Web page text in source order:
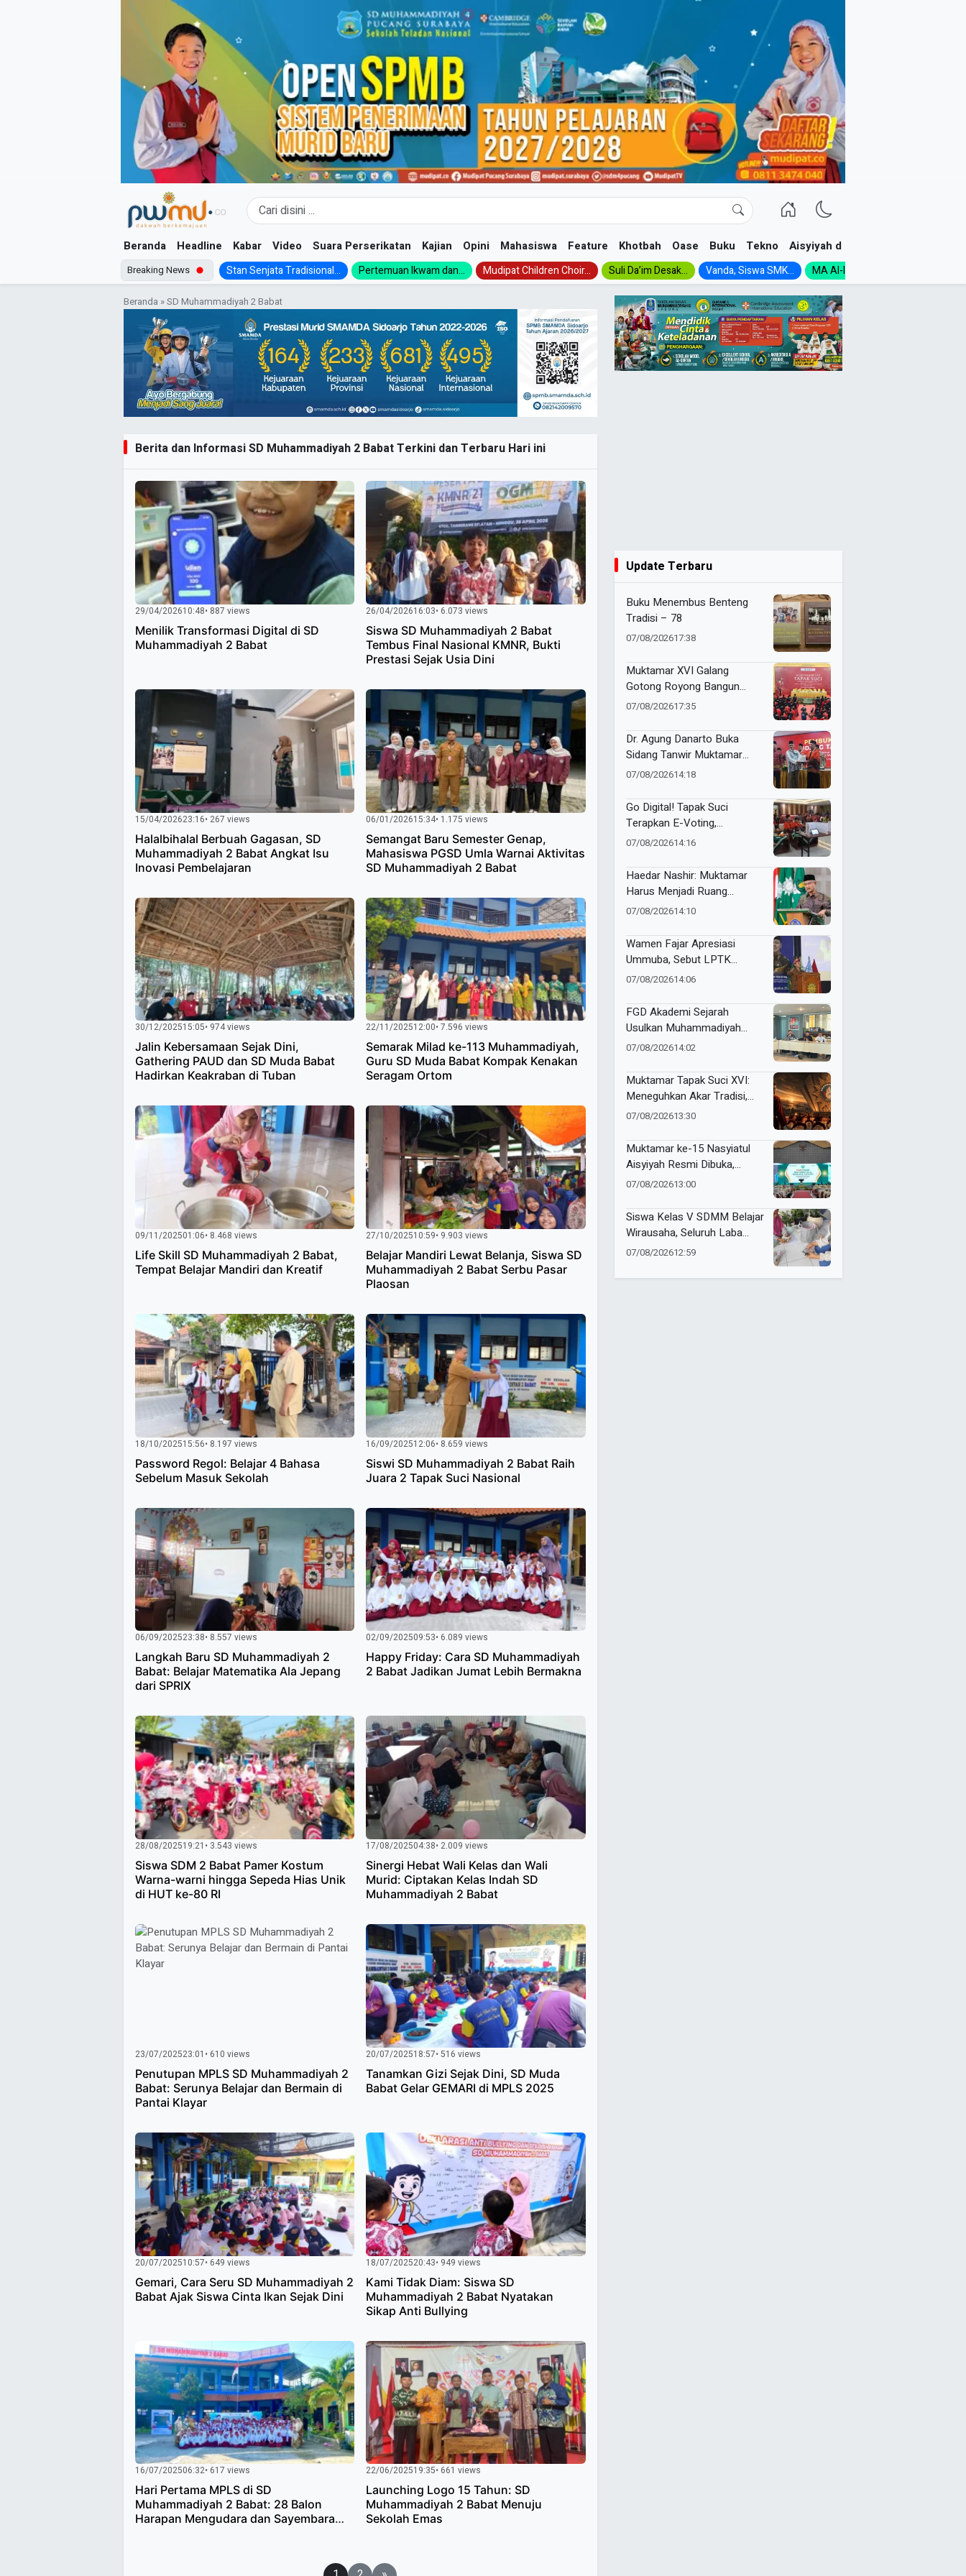
Beranda Headline Kabar Video Suara Perserikatan Kajian Opini Mahasiswa Feature Khotbah Oase Buku Tekno Aisyiyah dan NA
Breaking News Stan Senjata Tradisional... Pertemuan Ikwam dan... Mudipat Children Choir... Suli Da’im Desak... Vanda, Siswa SMK... MA Al-Ishlah Gelar...
Beranda »SD Muhammadiyah 2 Babat
Berita dan Informasi SD Muhammadiyah 2 Babat Terkini dan Terbaru Hari ini
29/04/202610:48• 887 views
Menilik Transformasi Digital di SD
Muhammadiyah 2 Babat
26/04/202616:03• 6.073 views
‎Siswa SD Muhammadiyah 2 Babat
Tembus Final Nasional KMNR, Bukti
Prestasi Sejak Usia Dini
15/04/202623:16• 267 views
Halalbihalal Berbuah Gagasan, SD
Muhammadiyah 2 Babat Angkat Isu
Inovasi Pembelajaran
06/01/202615:34• 1.175 views
Semangat Baru Semester Genap,
Mahasiswa PGSD Umla Warnai Aktivitas
SD Muhammadiyah 2 Babat
30/12/202515:05• 974 views
Jalin Kebersamaan Sejak Dini,
Gathering PAUD dan SD Muda Babat
Hadirkan Keakraban di Tuban
22/11/202512:00• 7.596 views
Semarak Milad ke-113 Muhammadiyah,
Guru SD Muda Babat Kompak Kenakan
Seragam Ortom
09/11/202501:06• 8.468 views
Life Skill SD Muhammadiyah 2 Babat,
Tempat Belajar Mandiri dan Kreatif
27/10/202510:59• 9.903 views
Belajar Mandiri Lewat Belanja, Siswa SD
Muhammadiyah 2 Babat Serbu Pasar
Plaosan
18/10/202515:56• 8.197 views
Password Regol: Belajar 4 Bahasa
Sebelum Masuk Sekolah
16/09/202512:06• 8.659 views
Siswi SD Muhammadiyah 2 Babat Raih
Juara 2 Tapak Suci Nasional
06/09/202523:38• 8.557 views
Langkah Baru SD Muhammadiyah 2
Babat: Belajar Matematika Ala Jepang
dari SPRIX
02/09/202509:53• 6.089 views
Happy Friday: Cara SD Muhammadiyah
2 Babat Jadikan Jumat Lebih Bermakna
28/08/202519:21 • 3.543 views
Siswa SDM 2 Babat Pamer Kostum
Warna-warni hingga Sepeda Hias Unik
di HUT ke-80 RI
17/08/202504:38• 2.009 views
Sinergi Hebat Wali Kelas dan Wali
Murid: Ciptakan Kelas Indah SD
Muhammadiyah 2 Babat
23/07/202523:01 • 610 views
Penutupan MPLS SD Muhammadiyah 2
Babat: Serunya Belajar dan Bermain di
Pantai Klayar
20/07/202518:57• 516 views
Tanamkan Gizi Sejak Dini, SD Muda
Babat Gelar GEMARI di MPLS 2025
20/07/202510:57• 649 views
Gemari, Cara Seru SD Muhammadiyah 2
Babat Ajak Siswa Cinta Ikan Sejak Dini
18/07/202520:43• 949 views
Kami Tidak Diam: Siswa SD
Muhammadiyah 2 Babat Nyatakan
Sikap Anti Bullying
16/07/202506:32• 617 views
Hari Pertama MPLS di SD
Muhammadiyah 2 Babat: 28 Balon
Harapan Mengudara dan Sayembara
22/06/202519:35• 661 views
Launching Logo 15 Tahun: SD
Muhammadiyah 2 Babat Menuju
Sekolah Emas
Update Terbaru
Buku Menembus Benteng
Tradisi – 78
07/08/202617:38
Muktamar XVI Galang
Gotong Royong Bangun
Padepokan Tapak Suci Rp 20
07/08/202617:35
Dr. Agung Danarto Buka
Sidang Tanwir Muktamar
Tapak Suci: “Tapak Suci
Ho dan Dracin”
07/08/202614:18
Go Digital! Tapak Suci
Terapkan E-Voting,
Pemilihan Formatur
07/08/202614:16
Haedar Nashir: Muktamar
Harus Menjadi Ruang
Musyawarah, Bukan
07/08/202614:10
Wamen Fajar Apresiasi
Ummuba, Sebut LPTK
Penopang Kemajuan
07/08/202614:06
FGD Akademi Sejarah
Usulkan Muhammadiyah
Corner di PTMA
07/08/202614:02
Muktamar Tapak Suci XVI:
Meneguhkan Akar Tradisi,
Menjemput Masa Depan
07/08/202613:30
Muktamar ke-15 Nasyiatul
Aisyiyah Resmi Dibuka,
Teguhkan Komitmen
Berkemajuan
07/08/202613:00
Siswa Kelas V SDMM Belajar
Wirausaha, Seluruh Laba
Entrepreneur for Charity
07/08/202612:59